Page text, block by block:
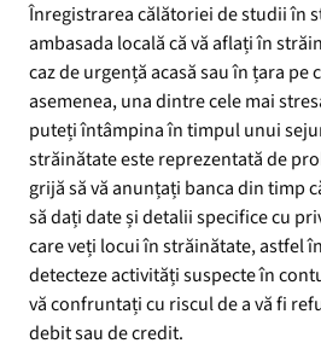
Înregistrarea călătoriei de studii în
ambasada locală că vă aflați în
caz de urgență acasă sau în țara pe
asemenea, una dintre cele mai
puteți întâmpina în timpul unui
străinătate este reprezentată de
grijă să vă anunțați banca din timp
să dați date și detalii specifice cu
care veți locui în străinătate, astfel
detecteze activități suspecte în
vă confruntați cu riscul de a vă fi
debit sau de credit.